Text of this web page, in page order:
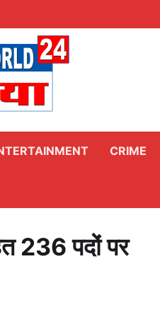
CRIME
236 पदों पर